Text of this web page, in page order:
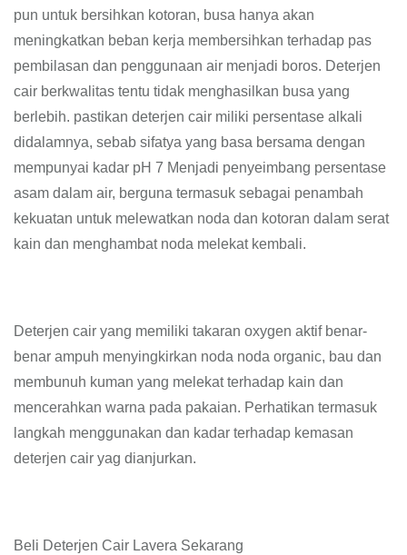
pun untuk bersihkan kotoran, busa hanya akan
meningkatkan beban kerja membersihkan terhadap pas
pembilasan dan penggunaan air menjadi boros. Deterjen
cair berkwalitas tentu tidak menghasilkan busa yang
berlebih. pastikan deterjen cair miliki persentase alkali
didalamnya, sebab sifatya yang basa bersama dengan
mempunyai kadar pH 7 Menjadi penyeimbang persentase
asam dalam air, berguna termasuk sebagai penambah
kekuatan untuk melewatkan noda dan kotoran dalam serat
kain dan menghambat noda melekat kembali.
Deterjen cair yang memiliki takaran oxygen aktif benar-
benar ampuh menyingkirkan noda noda organic, bau dan
membunuh kuman yang melekat terhadap kain dan
mencerahkan warna pada pakaian. Perhatikan termasuk
langkah menggunakan dan kadar terhadap kemasan
deterjen cair yag dianjurkan.
Beli Deterjen Cair Lavera Sekarang